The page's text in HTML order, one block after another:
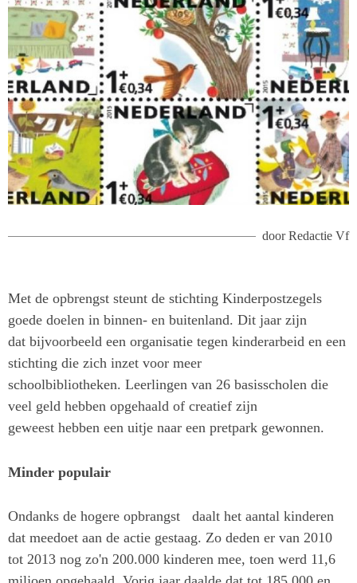
doorRedactie Vf
Met de opbrengst steunt de stichting Kinderpostzegels
goede doelen in binnen- en buitenland. Dit jaar zijn
dat bijvoorbeeld een organisatie tegen kinderarbeid en een
stichting die zich inzet voor meer
schoolbibliotheken. Leerlingen van 26 basisscholen die
veel geld hebben opgehaald of creatief zijn
geweest hebben een uitje naar een pretpark gewonnen.
Minder populair
Ondanks de hogere opbrangst daalt het aantal kinderen
dat meedoet aan de actie gestaag. Zo deden er van 2010
tot 2013 nog zo'n 200.000 kinderen mee, toen werd 11,6